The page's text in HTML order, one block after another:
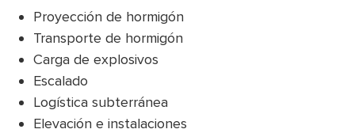
Proyección de hormigón
Transporte de hormigón
Carga de explosivos
Escalado
Logística subterránea
Elevación e instalaciones